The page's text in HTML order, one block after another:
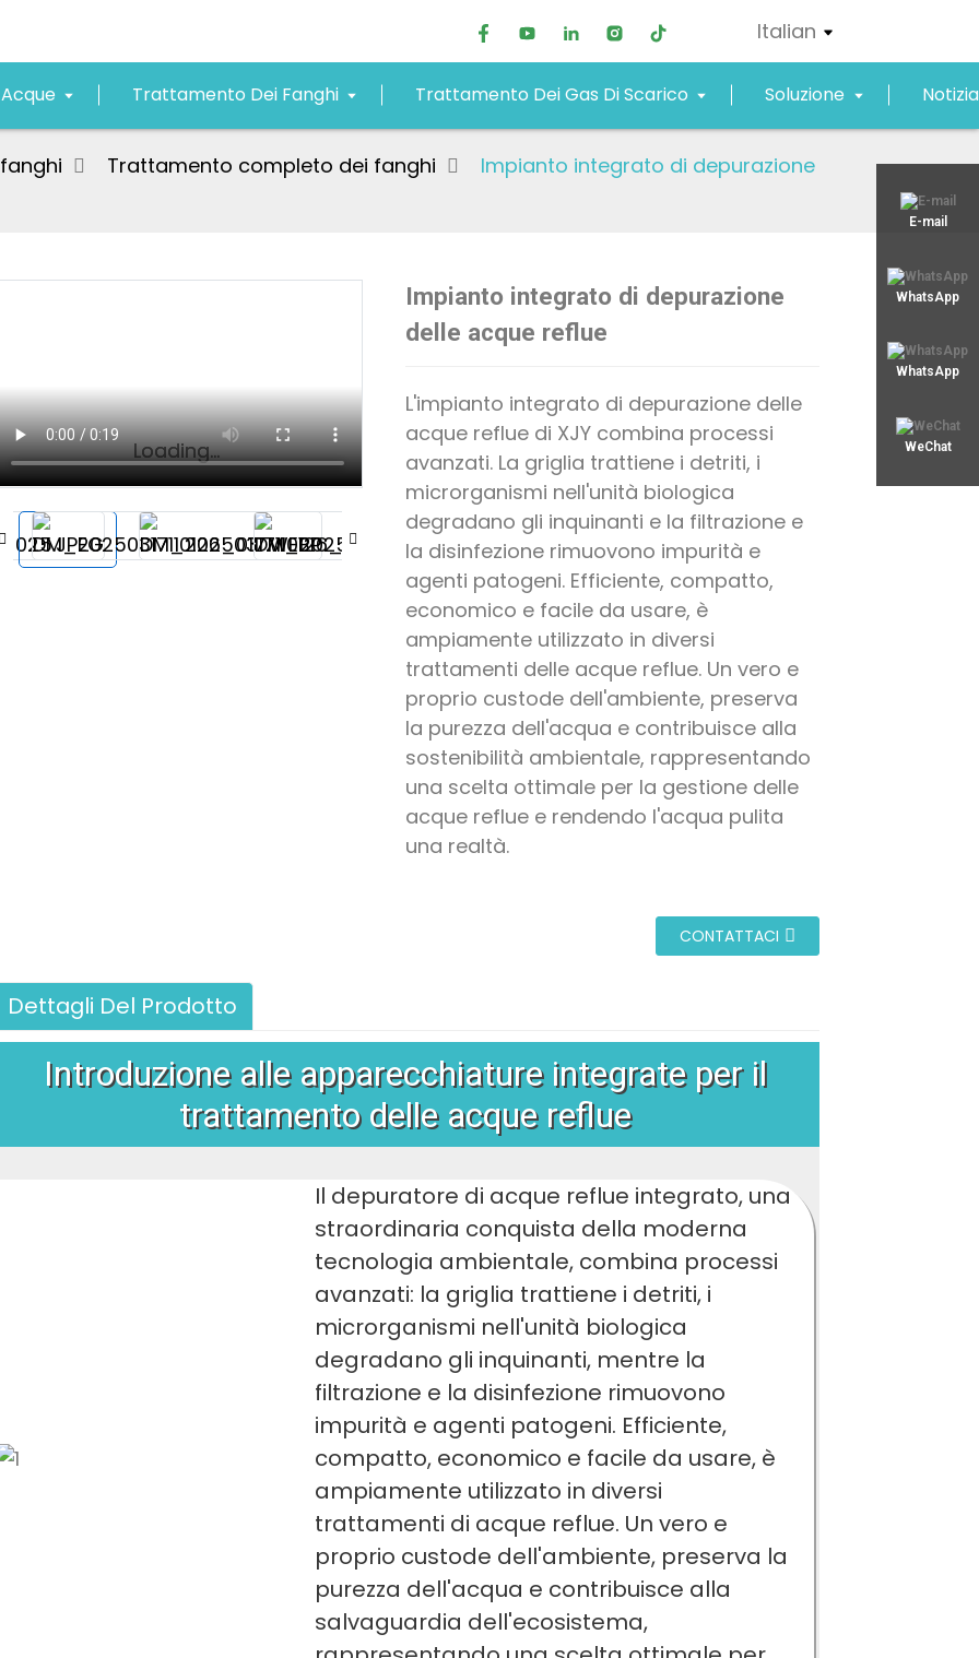
Italian
Trattamento Dei Fanghi Trattamento Dei Gas Di Scarico Soluzione Notizia
E-mail
xjy02@xjyept.com
WhatsApp
+8617817887719
WhatsApp
WeChat
Trattamento completo dei fanghi
Impianto integrato di depurazione
Loading...
Loading...
Loading...
Loading...
Impianto integrato di depurazione
delle acque reflue
L'impianto integrato di depurazione delle
acque reflue di XJY combina processi
avanzati. La griglia trattiene i detriti, i
microrganismi nell'unità biologica
degradano gli inquinanti e la filtrazione e
la disinfezione rimuovono impurità e
agenti patogeni. Efficiente, compatto,
economico e facile da usare, è
ampiamente utilizzato in diversi
trattamenti delle acque reflue. Un vero e
proprio custode dell'ambiente, preserva
la purezza dell'acqua e contribuisce alla
sostenibilità ambientale, rappresentando
una scelta ottimale per la gestione delle
acque reflue e rendendo l'acqua pulita
una realtà.
CONTATTACI
Dettagli Del Prodotto
Introduzione alle apparecchiature integrate per il
trattamento delle acque reflue
Il depuratore di acque reflue integrato, una
straordinaria conquista della moderna
tecnologia ambientale, combina processi
avanzati: la griglia trattiene i detriti, i
microrganismi nell'unità biologica
degradano gli inquinanti, mentre la
filtrazione e la disinfezione rimuovono
impurità e agenti patogeni. Efficiente,
compatto, economico e facile da usare, è
ampiamente utilizzato in diversi
trattamenti di acque reflue. Un vero e
proprio custode dell'ambiente, preserva la
purezza dell'acqua e contribuisce alla
salvaguardia dell'ecosistema,